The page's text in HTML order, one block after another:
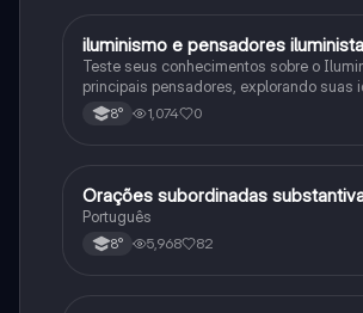
História
iluminismo e pensadores
Teste seus conhecimentos sobre o
principais pensadores, explorando suas
impacto histórico.
8° 1,074 0
Português
Orações subordinadas
Português
8° 5,968 82